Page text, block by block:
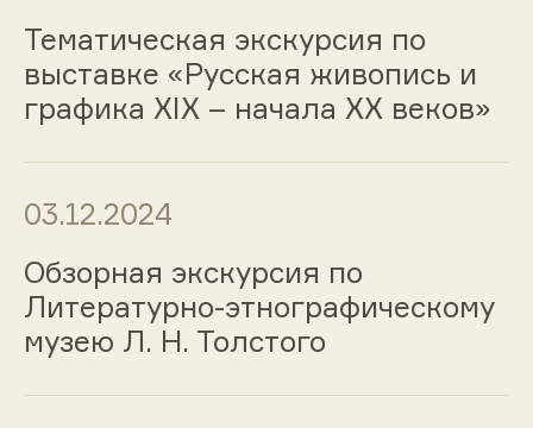
Тематическая экскурсия по
выставке «Русская живопись и
графика ХIХ – начала ХХ веков»
03.12.2024
Обзорная экскурсия по
Литературно-этнографическому
музею Л. Н. Толстого